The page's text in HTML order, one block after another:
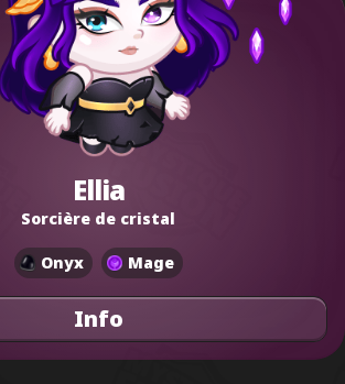
Ellia
Sorcière de cristal
Onyx Mage
Info